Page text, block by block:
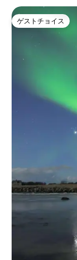
ゲストチョイス
ゲストチョイス